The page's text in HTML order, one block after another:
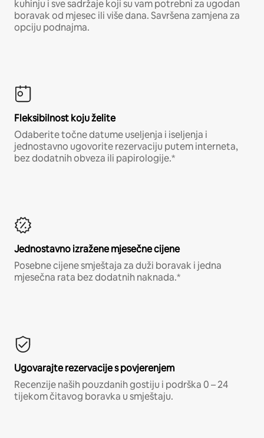
kuhinju i sve sadržaje koji su vam potrebni za ugodan
boravak od mjesec ili više dana. Savršena zamjena za
opciju podnajma.
Fleksibilnost koju želite
Odaberite točne datume useljenja i iseljenja i
jednostavno ugovorite rezervaciju putem interneta,
bez dodatnih obveza ili papirologije.*
Jednostavno izražene mjesečne cijene
Posebne cijene smještaja za duži boravak i jedna
mjesečna rata bez dodatnih naknada.*
Ugovarajte rezervacije s povjerenjem
Recenzije naših pouzdanih gostiju i podrška 0 – 24
tijekom čitavog boravka u smještaju.